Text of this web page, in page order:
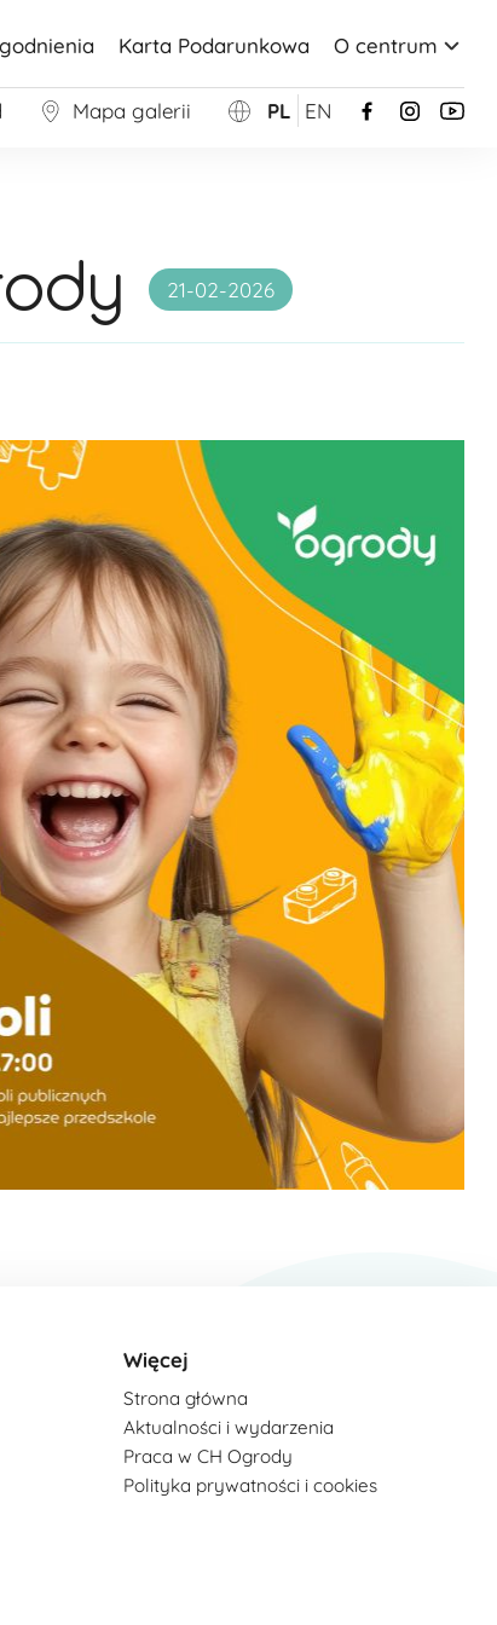
Karta Podarunkowa O centrum
Mapa galerii PL EN
21-02-2026
Więcej
Strona główna
Aktualności i wydarzenia
Praca w CH Ogrody
Polityka prywatności i cookies